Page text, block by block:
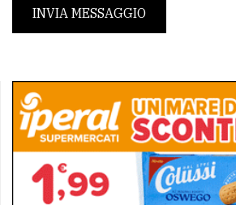
INVIA MESSAGGIO